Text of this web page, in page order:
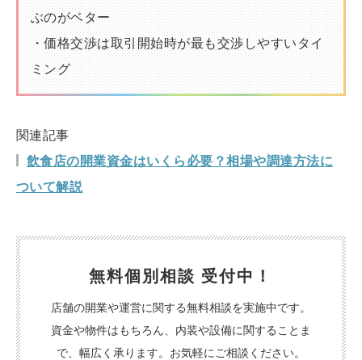
ぶのがベター
・価格交渉は取引開始時が最も交渉しやすいタイ
ミング
関連記事
飲食店の開業資金はいくら必要？相場や調達方法に
ついて解説
無料個別相談 受付中！
店舗の開業や運営に関する無料相談を実施中です。
資金や物件はもちろん、内装や設備に関することま
で、幅広く承ります。お気軽にご相談ください。